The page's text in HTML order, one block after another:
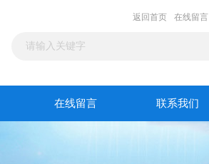
返回首页 在线留言
在线留言 联系我们